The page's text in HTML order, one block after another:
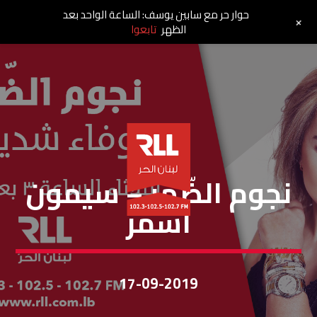
نجوم الظهر
نجوم الضّهر – سيمون
اسمر
17-09-2019
حوار حر مع سابين يوسف: الساعة الواحد بعد
الظهر تابعوا +